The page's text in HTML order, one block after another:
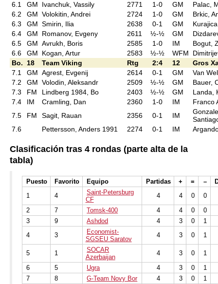
6.1
GM Ivanchuk, Vassily 2771 1-0 GM
Palac,
6.2
GM Volokitin, Andrei 2724 1-0 GM
Brkic,
6.3
GM Smirin, Ilia 2638 0-1 GM
6.4
GM Romanov, Evgeny 2611 ½-½ GM
6.5
GM Avrukh, Boris 2585 1-0 IM
Bogut,
6.6
GM Kogan, Artur 2583 ½-½ WFM
Bo.
18 Team Viking Rtg 2:4 12
Gros
7.1
GM Agrest, Evgenij 2614 0-1 GM
Van
7.2
GM Volodin, Aleksandr 2509 ½-½ GM
Bauer,
7.3
FM Lindberg 1984, Bo 2403 ½-½ GM
Landa,
7.4
IM Cramling, Dan 2360 1-0 IM
Franco
7.5
FM Sagit, Rauan 2356 0-1 IM
7.6
Pettersson, Anders 1991 2274 0-1 IM
Clasificación tras 4 rondas (parte alta de la
tabla)
Puesto Favorito Equipo Partidas + = –
1
4
Saint-Petersburg
CF
4 4 0
0
2
7 Tomsk-400 4 4 0
0
3
9 Ashdod 4 3 0
1
4
3
Economist-
SGSEU Saratov
4 3 0 1
5 1
SOCAR
Azerbaijan
4 3 0
1
6
5 Ugra 4 3 0
1
7
8 G-Team Novy Bor 4 3 0 1